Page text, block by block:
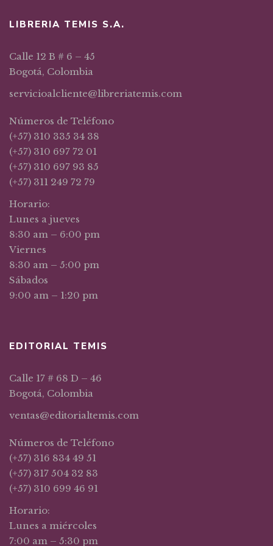
LIBRERIA TEMIS S.A.
Calle 12 B # 6 – 45
Bogotá, Colombia
servicioalcliente@libreriatemis.com
Números de Teléfono
(+57) 310 335 34 38
(+57) 310 697 72 01
(+57) 310 697 93 85
(+57) 311 249 72 79
Horario:
Lunes a jueves
8:30 am – 6:00 pm
Viernes
8:30 am – 5:00 pm
Sábados
9:00 am – 1:20 pm
EDITORIAL TEMIS
Calle 17 # 68 D – 46
Bogotá, Colombia
ventas@editorialtemis.com
Números de Teléfono
(+57) 316 834 49 51
(+57) 317 504 32 83
(+57) 310 699 46 91
Horario:
Lunes a miércoles
7:00 am – 5:30 pm